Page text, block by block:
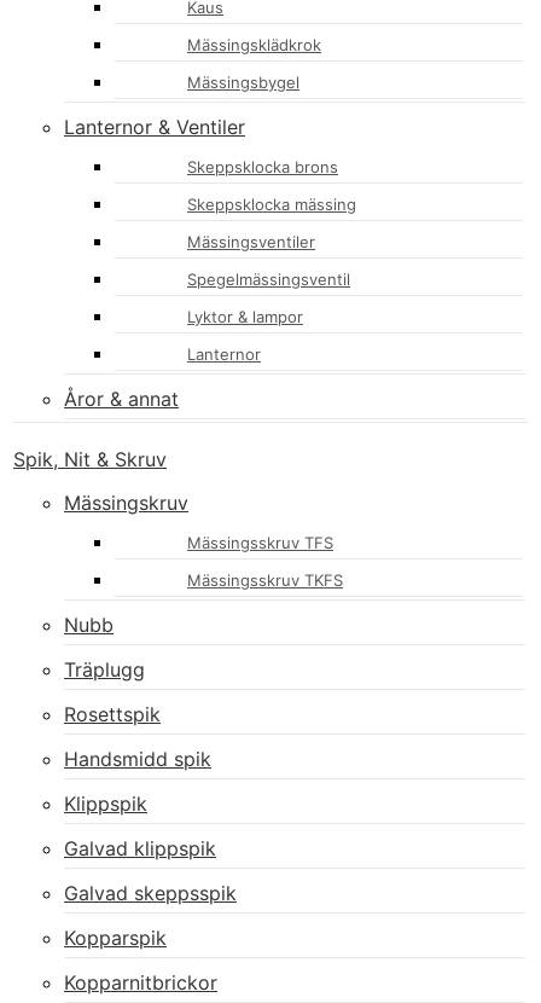
Kaus
Mässingsklädkrok
Mässingsbygel
Lanternor & Ventiler
Skeppsklocka brons
Skeppsklocka mässing
Mässingsventiler
Spegelmässingsventil
Lyktor & lampor
Lanternor
Åror & annat
Spik, Nit & Skruv
Mässingskruv
Mässingsskruv TFS
Mässingsskruv TKFS
Nubb
Träplugg
Rosettspik
Handsmidd spik
Klippspik
Galvad klippspik
Galvad skeppsspik
Kopparspik
Kopparnitbrickor